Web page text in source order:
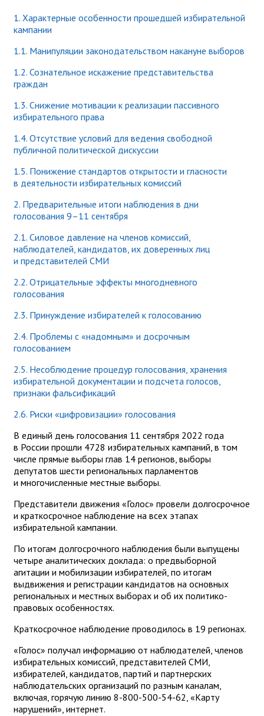
1. Характерные особенности прошедшей избирательной
кампании
1.1. Манипуляции законодательством накануне выборов
1.2. Сознательное искажение представительства
граждан
1.3. Снижение мотивации к реализации пассивного
избирательного права
1.4. Отсутствие условий для ведения свободной
публичной политической дискуссии
1.5. Понижение стандартов открытости и гласности
в деятельности избирательных комиссий
2. Предварительные итоги наблюдения в дни
голосования 9–11 сентября
2.1. Силовое давление на членов комиссий,
наблюдателей, кандидатов, их доверенных лиц
и представителей СМИ
2.2. Отрицательные эффекты многодневного
голосования
2.3. Принуждение избирателей к голосованию
2.4. Проблемы с «надомным» и досрочным
голосованием
2.5. Несоблюдение процедур голосования, хранения
избирательной документации и подсчета голосов,
признаки фальсификаций
2.6. Риски «цифровизации» голосования
В единый день голосования 11 сентября 2022 года
в России прошли 4728 избирательных кампаний, в том
числе прямые выборы глав 14 регионов, выборы
депутатов шести региональных парламентов
и многочисленные местные выборы.
Представители движения «Голос» провели долгосрочное
и краткосрочное наблюдение на всех этапах
избирательной кампании.
По итогам долгосрочного наблюдения были выпущены
четыре аналитических доклада: о предвыборной
агитации и мобилизации избирателей, по итогам
выдвижения и регистрации кандидатов на основных
региональных и местных выборах и об их политико-
правовых особенностях.
Краткосрочное наблюдение проводилось в 19 регионах.
«Голос» получал информацию от наблюдателей, членов
избирательных комиссий, представителей СМИ,
избирателей, кандидатов, партий и партнерских
наблюдательских организаций по разным каналам,
включая, горячую линию 8-800-500-54-62, «Карту
нарушений», интернет.